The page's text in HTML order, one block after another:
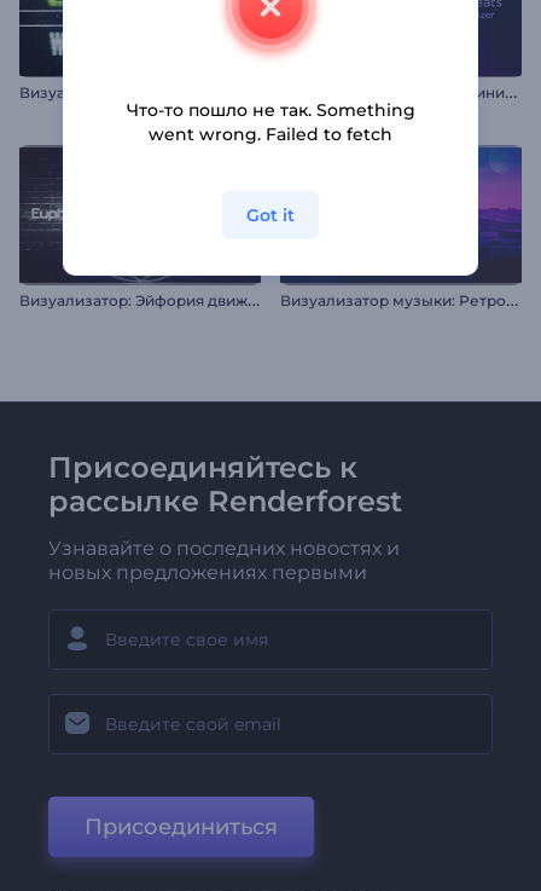
В
изуализатор музыки "Минимальные биты"
В
изуализатор: Эйфория движения В
изуализатор музыки: Ретрофутуризм
Присоединяйтесь к
рассылке Renderforest
Узнавайте о последних новостях и
новых предложениях первыми
Присоединиться
Что-то пошло не так. Something
went wrong. Failed to fetch
Got it